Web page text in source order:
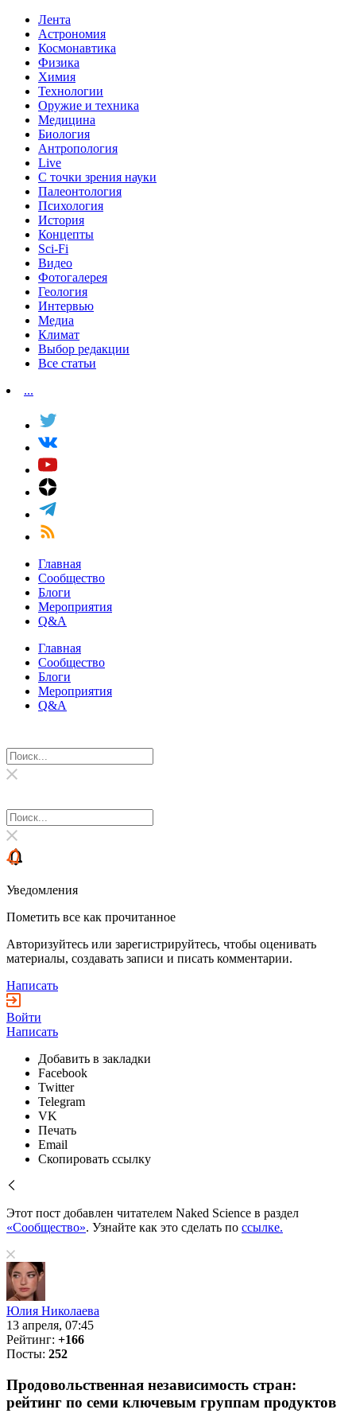
Лента
Астрономия
Космонавтика
Физика
Химия
Технологии
Оружие и техника
Медицина
Биология
Антропология
Live
С точки зрения науки
Палеонтология
Психология
История
Концепты
Sci-Fi
Видео
Фотогалерея
Геология
Интервью
Медиа
Климат
Выбор редакции
Все статьи
...
Главная
Сообщество
Блоги
Мероприятия
Q&A
Главная
Сообщество
Блоги
Мероприятия
Q&A
Уведомления
Пометить все как прочитанное
Авторизуйтесь или зарегистрируйтесь, чтобы оценивать
материалы, создавать записи и писать комментарии.
Написать
Войти
Написать
Добавить в закладки
Facebook
Twitter
Telegram
VK
Печать
Email
Скопировать ссылку
Этот пост добавлен читателем Naked Science в раздел
«Сообщество». Узнайте как это сделать по ссылке.
Юлия Николаева
13 апреля, 07:45
Рейтинг: +166
Посты: 252
Продовольственная независимость стран:
рейтинг по семи ключевым группам продуктов